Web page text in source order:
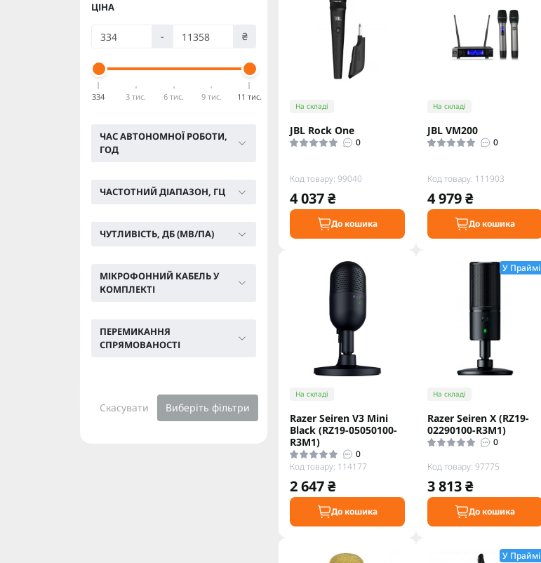
ЦІНА
- ₴
334 3 тис. 6 тис. 9 тис. 11 тис.
ЧАС АВТОНОМНОЇ РОБОТИ,
ГОД
ЧАСТОТНИЙ ДІАПАЗОН, ГЦ
ЧУТЛИВІСТЬ, ДБ (МВ/ПА)
МІКРОФОННИЙ КАБЕЛЬ У
КОМПЛЕКТІ
ПЕРЕМИКАННЯ
СПРЯМОВАНОСТІ
Скасувати Виберіть фільтри
На складі
JBL Rock One
0
Код товару: 99040
4 037 ₴
До кошика
На складі
JBL VM200
0
Код товару: 111903
4 979 ₴
До кошика
На складі
Razer Seiren V3 Mini
Black (RZ19-05050100-
R3M1)
0
Код товару: 114177
2 647 ₴
До кошика
У Праймі
На складі
Razer Seiren X (RZ19-
02290100-R3M1)
0
Код товару: 97775
3 813 ₴
До кошика
У Праймі